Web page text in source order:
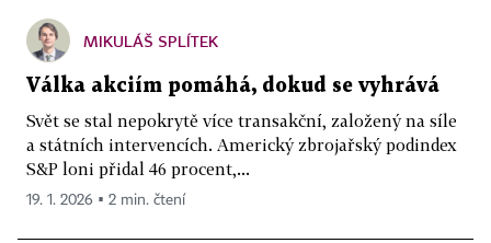
MIKULÁŠ SPLÍTEK
Válka akciím pomáhá, dokud se vyhrává
Svět se stal nepokrytě více transakční, založený na síle
a státních intervencích. Americký zbrojařský podindex
S&P loni přidal 46 procent,...
19. 1. 2026 ▪ 2 min. čtení